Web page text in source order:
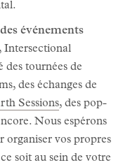
événements
Intersectional
des tournées de
des échanges de
Sessions, des pop-
Nous espérons
organiser vos propres
soit au sein de votre